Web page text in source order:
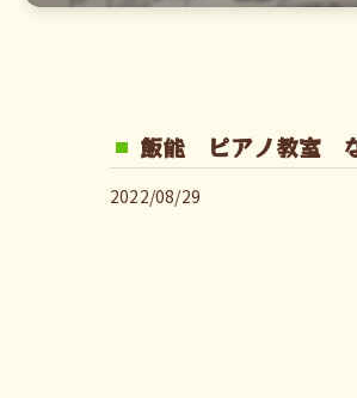
飯能 ピアノ教室 な
2022/08/29